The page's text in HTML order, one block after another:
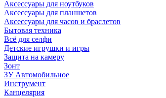
Аксессуары для ноутбуков
Аксессуары для планшетов
Аксессуары для часов и браслетов
Бытовая техника
Всё для селфи
Детские игрушки и игры
Защита на камеру
Зонт
ЗУ Автомобильное
Инструмент
Канцелярия